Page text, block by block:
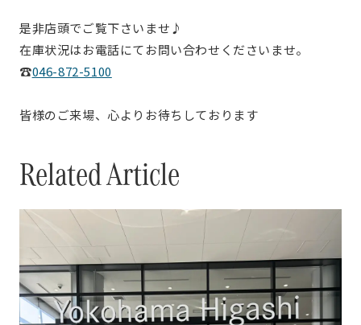
是非店頭でご覧下さいませ♪
在庫状況はお電話にてお問い合わせくださいませ。
☎046-872-5100
皆様のご来場、心よりお待ちしております
Related Article